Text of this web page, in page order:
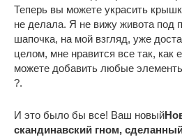
Теперь вы можете украсить
не делала. Я не вижу живота под
шапочка, на мой взгляд, уже
целом, мне нравится все так, как
можете добавить любые
?.
И это было бы все! Ваш новый
скандинавский гном,